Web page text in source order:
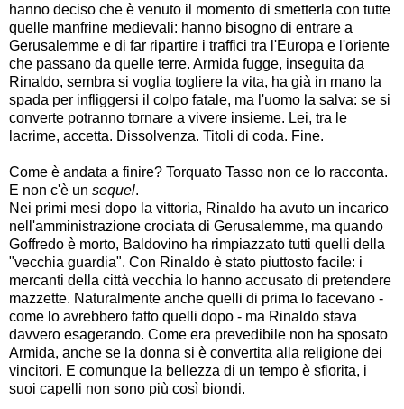
hanno deciso che è venuto il momento di smetterla con tutte
quelle manfrine medievali: hanno bisogno di entrare a
Gerusalemme e di far ripartire i traffici tra l'Europa e l'oriente
che passano da quelle terre. Armida fugge, inseguita da
Rinaldo, sembra si voglia togliere la vita, ha già in mano la
spada per infliggersi il colpo fatale, ma l'uomo la salva: se si
converte potranno tornare a vivere insieme. Lei, tra le
lacrime, accetta. Dissolvenza. Titoli di coda. Fine.
Come è andata a finire? Torquato Tasso non ce lo racconta.
E non c'è un sequel.
Nei primi mesi dopo la vittoria, Rinaldo ha avuto un incarico
nell'amministrazione crociata di Gerusalemme, ma quando
Goffredo è morto, Baldovino ha rimpiazzato tutti quelli della
"vecchia guardia". Con Rinaldo è stato piuttosto facile: i
mercanti della città vecchia lo hanno accusato di pretendere
mazzette. Naturalmente anche quelli di prima lo facevano -
come lo avrebbero fatto quelli dopo - ma Rinaldo stava
davvero esagerando. Come era prevedibile non ha sposato
Armida, anche se la donna si è convertita alla religione dei
vincitori. E comunque la bellezza di un tempo è sfiorita, i
suoi capelli non sono più così biondi.